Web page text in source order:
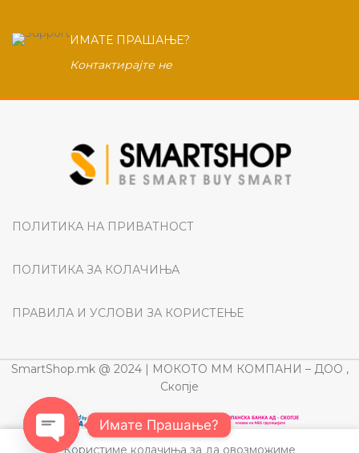
ИМАТЕ ПРАШАЊЕ?
Контактирајте не
ПОЛИТИКА НА ПРИВАТНОСТ
ПОЛИТИКА ЗА КОЛАЧИЊА
ПРАВИЛА И УСЛОВИ ЗА КОРИСТЕЊЕ
SmartShop.mk @ 2024 | МОКОТО ММ КОМПАНИ – ДОО ,
Скопје
Користиме колачиња за да овозможиме
Имате Прашање?